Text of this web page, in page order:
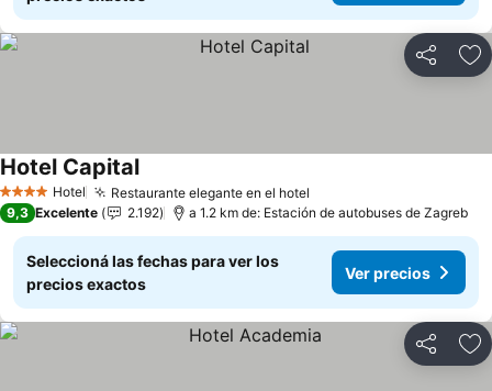
Compartir
4 EstrellasHotel Restaurante elegante en el hotel
Hotel Capital
9,3 Excelente 2.192 a 1.2 km de: Estación de autobuses de Zagreb
Seleccioná las fechas para ver los
precios exactos
Ver precios
Compartir